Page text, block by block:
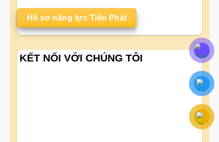
Hồ sơ năng lực Tiến Phát
KẾT NỐI VỚI CHÚNG TÔI